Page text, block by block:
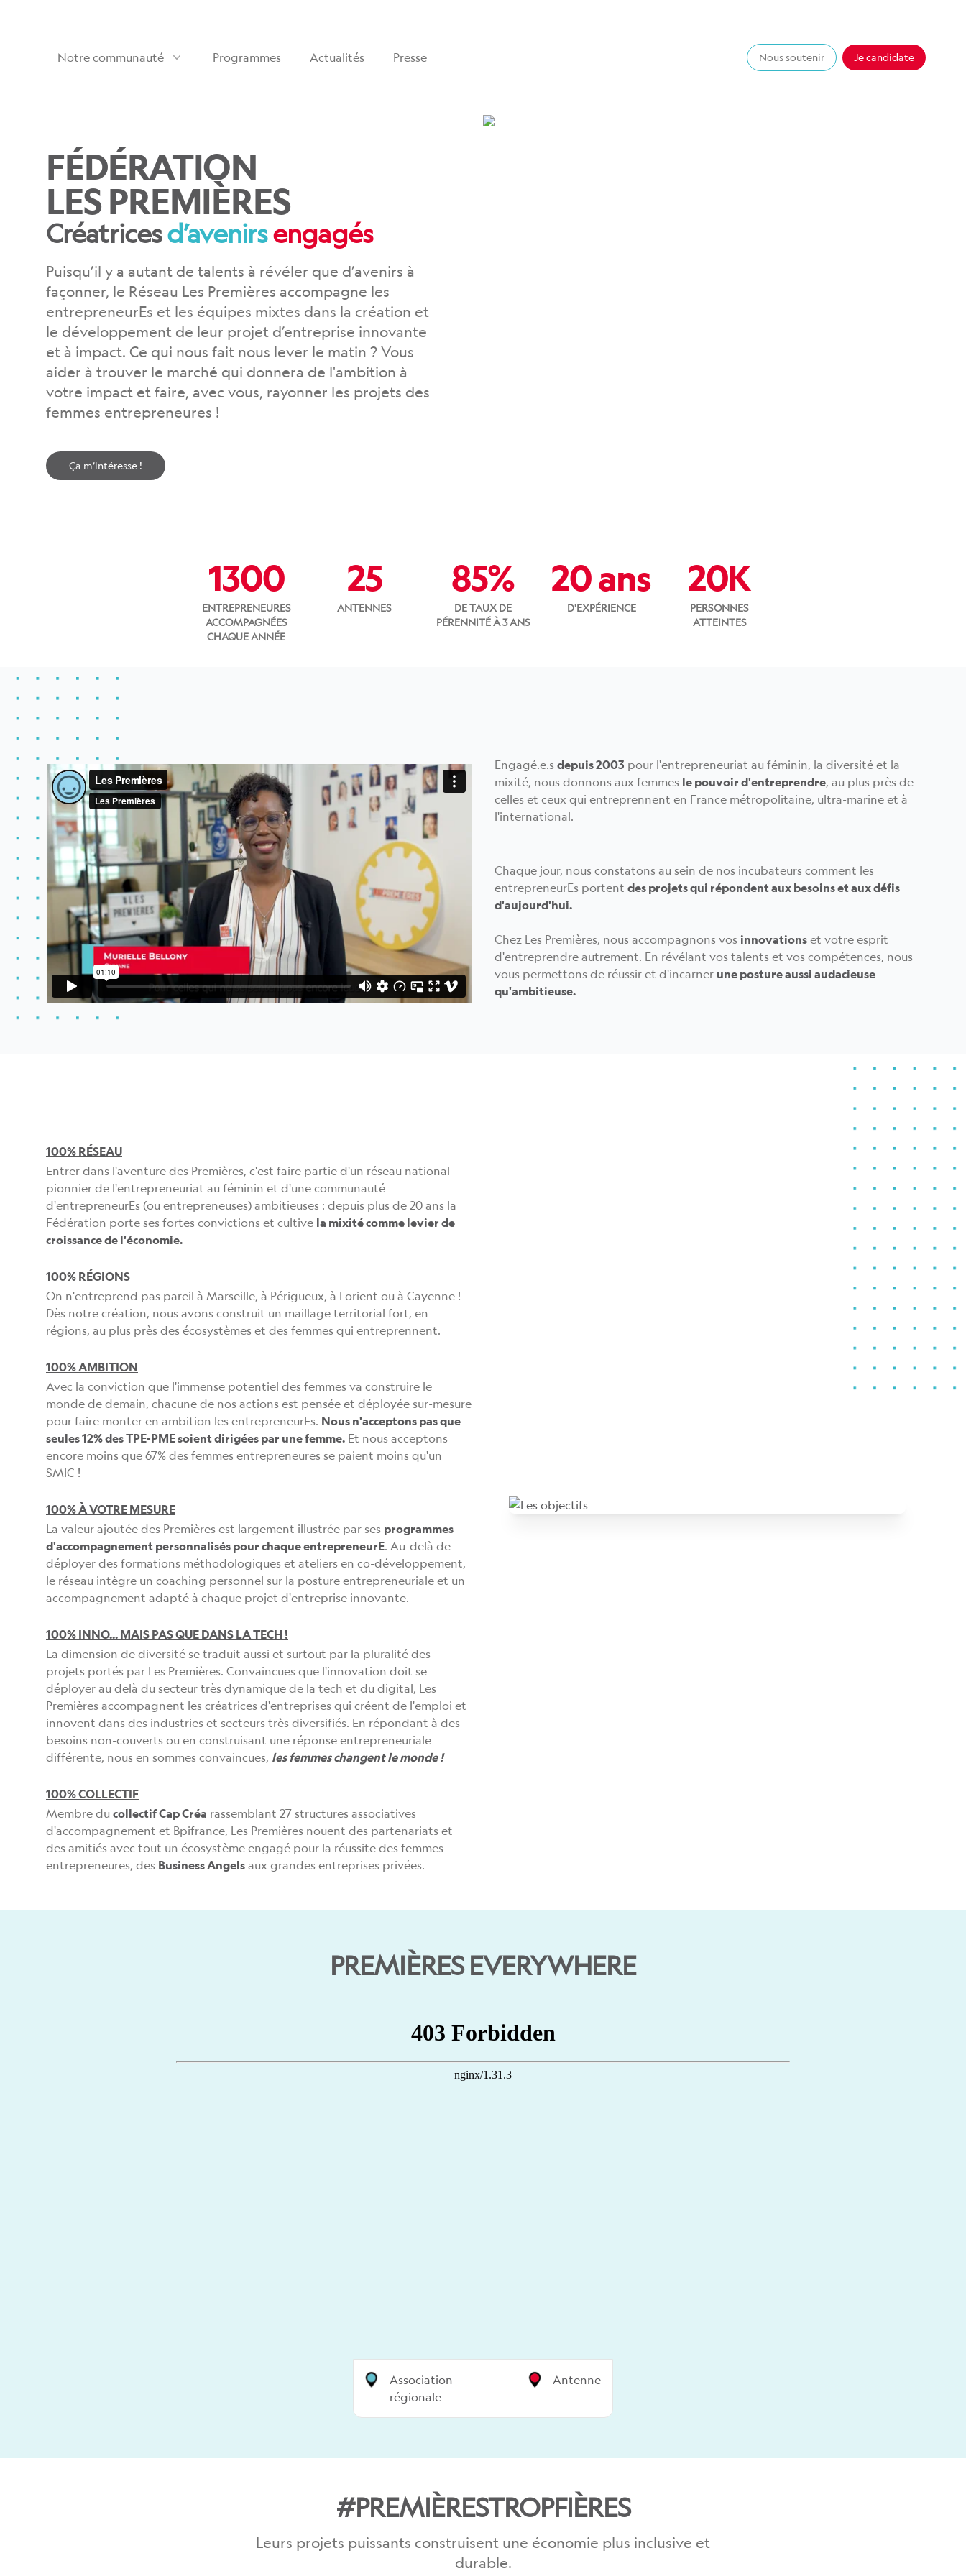
Notre communauté Programmes Actualités Presse Nous soutenir Je candidate
FÉDÉRATION
LES PREMIÈRES
Créatricesd’avenirsengagés
Puisqu’il y a autant de talents à révéler que d’avenirs à
façonner, le Réseau Les Premières accompagne les
entrepreneurEs et les équipes mixtes dans la création et
le développement de leur projet d’entreprise innovante
et à impact. Ce qui nous fait nous lever le matin ? Vous
aider à trouver le marché qui donnera de l'ambition à
votre impact et faire, avec vous, rayonner les projets des
femmes entrepreneures !
Ça m’intéresse !
1300
ENTREPRENEURES
ACCOMPAGNÉES
CHAQUE ANNÉE
25
ANTENNES
85%
DE TAUX DE
PÉRENNITÉ À 3 ANS
20 ans
D'EXPÉRIENCE
20K
PERSONNES
ATTEINTES
Engagé.e.s depuis 2003 pour l'entrepreneuriat au féminin, la diversité et la
mixité, nous donnons aux femmes le pouvoir d'entreprendre, au plus près de
celles et ceux qui entreprennent en France métropolitaine, ultra-marine et à
l'international.
Chaque jour, nous constatons au sein de nos incubateurs comment les
entrepreneurEs portent des projets qui répondent aux besoins et aux défis
d'aujourd'hui.
Chez Les Premières, nous accompagnons vos innovations et votre esprit
d'entreprendre autrement. En révélant vos talents et vos compétences, nous
vous permettons de réussir et d'incarner une posture aussi audacieuse
qu'ambitieuse.
100% RÉSEAU
Entrer dans l'aventure des Premières, c'est faire partie d'un réseau national
pionnier de l'entrepreneuriat au féminin et d'une communauté
d'entrepreneurEs (ou entrepreneuses) ambitieuses : depuis plus de 20 ans la
Fédération porte ses fortes convictions et cultive la mixité comme levier de
croissance de l'économie.
100% RÉGIONS
On n'entreprend pas pareil à Marseille, à Périgueux, à Lorient ou à Cayenne !
Dès notre création, nous avons construit un maillage territorial fort, en
régions, au plus près des écosystèmes et des femmes qui entreprennent.
100% AMBITION
Avec la conviction que l'immense potentiel des femmes va construire le
monde de demain, chacune de nos actions est pensée et déployée sur-mesure
pour faire monter en ambition les entrepreneurEs. Nous n'acceptons pas que
seules 12% des TPE-PME soient dirigées par une femme. Et nous acceptons
encore moins que 67% des femmes entrepreneures se paient moins qu'un
SMIC !
100% À VOTRE MESURE
La valeur ajoutée des Premières est largement illustrée par ses programmes
d'accompagnement personnalisés pour chaque entrepreneurE. Au-delà de
déployer des formations méthodologiques et ateliers en co-développement,
le réseau intègre un coaching personnel sur la posture entrepreneuriale et un
accompagnement adapté à chaque projet d'entreprise innovante.
100% INNO... MAIS PAS QUE DANS LA TECH !
La dimension de diversité se traduit aussi et surtout par la pluralité des
projets portés par Les Premières. Convaincues que l'innovation doit se
déployer au delà du secteur très dynamique de la tech et du digital, Les
Premières accompagnent les créatrices d'entreprises qui créent de l'emploi et
innovent dans des industries et secteurs très diversifiés. En répondant à des
besoins non-couverts ou en construisant une réponse entrepreneuriale
différente, nous en sommes convaincues, les femmes changent le monde !
100% COLLECTIF
Membre du collectif Cap Créa rassemblant 27 structures associatives
d'accompagnement et Bpifrance, Les Premières nouent des partenariats et
des amitiés avec tout un écosystème engagé pour la réussite des femmes
entrepreneures, des Business Angels aux grandes entreprises privées.
PREMIÈRES EVERYWHERE
Association
régionale
Antenne
#PREMIÈRESTROPFIÈRES
Leurs projets puissants construisent une économie plus inclusive et
durable.